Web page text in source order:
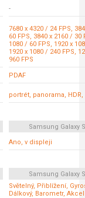
-
7680 x 4320 / 24 FPS,
60 FPS, 3840 x 2160 / 30
1080 / 60 FPS, 1920 x
1920 x 1080 / 240 FPS,
960 FPS
PDAF
portrét, panorama,
Samsung Galaxy
Ano, v displeji
Samsung Galaxy
Světelný, Přiblížení,
Dálkový, Barometr,